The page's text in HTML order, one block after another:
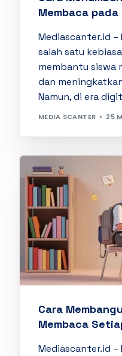
Membaca pada
Mediascanter.id –
salah satu
membantu siswa
dan
Namun, di era
MEDIA SCANTER 25
Cara
Membaca
Mediascanter.id –